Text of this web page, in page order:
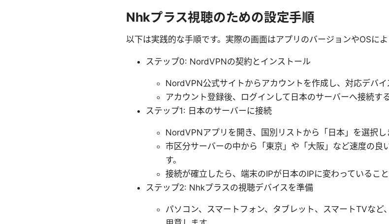
Nhkプラス視聴のための設定手順
以下は実践的な手順です。実際の画面はアプリのバージョンやOSによ
ステップ0: NordVPNの契約とインストール
NordVPN公式サイトからアカウントを作成し、対応デバイ
アカウント登録後、ログインして日本のサーバーへ接続す
ステップ1: 日本のサーバーに接続
NordVPNアプリを開き、国別リストから「日本」を選択し
市区分サーバーの中から「東京」や「大阪」など速度の良
す。
接続が確立したら、端末のIPが日本のIPに変わっていること
ステップ2: Nhkプラスの視聴デバイスを準備
パソコン、スマートフォン、タブレット、スマートTVな